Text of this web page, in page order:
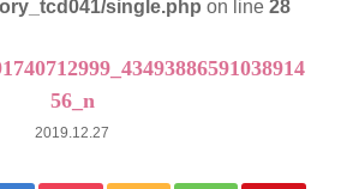
single.php on line28
56_n
2019.12.27